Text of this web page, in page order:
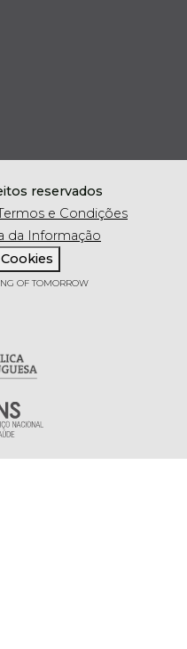
reservados
e Condições
da Informação
OF TOMORROW